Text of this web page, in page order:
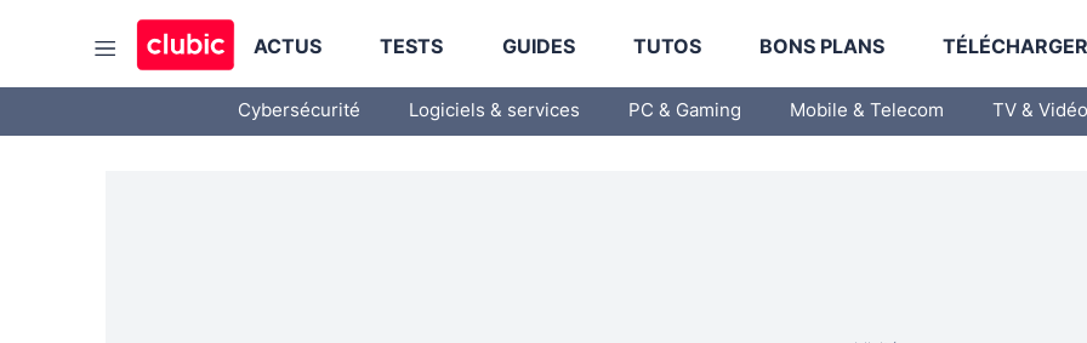
ACTUS TESTS GUIDES TUTOS BONS PLANS
Cybersécurité Logiciels & services PC & Gaming Mobile & Telecom TV & Vidéo